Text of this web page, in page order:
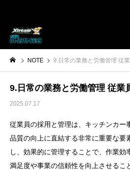
NOTE 9.日常の業務と労働管理 従
9.日常の業務と労働管理 従業
2025.07.17
従業員の採用と管理は、キッチンカー
品質の向上に直結する非常に重要な要
し、効果的に管理することで、作業効
満足度や事業の信頼性を向上させるこ